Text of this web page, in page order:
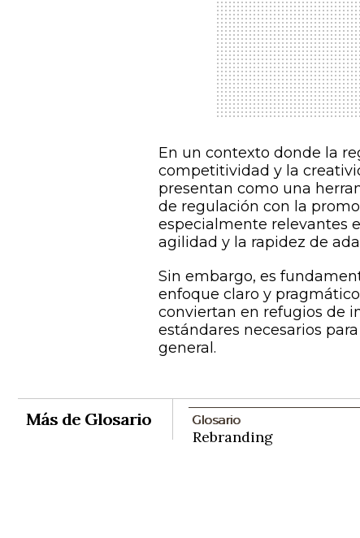
En un contexto donde la
competitividad y la
presentan como una
de regulación con la
especialmente relevantes
agilidad y la rapidez de
Sin embargo, es
enfoque claro y
conviertan en refugios de
estándares necesarios
general.
Más de Glosario Glosario
Rebranding